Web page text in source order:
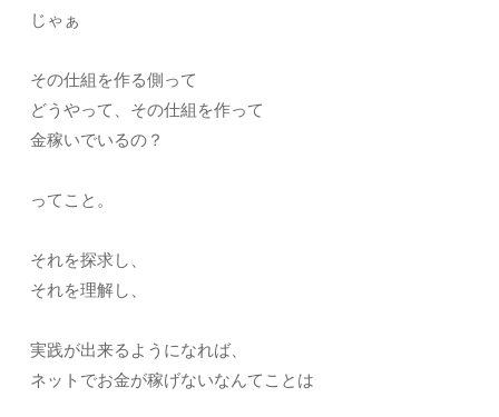
じゃぁ
その仕組を作る側って
どうやって、その仕組を作って
金稼いでいるの？
ってこと。
それを探求し、
それを理解し、
実践が出来るようになれば、
ネットでお金が稼げないなんてことは